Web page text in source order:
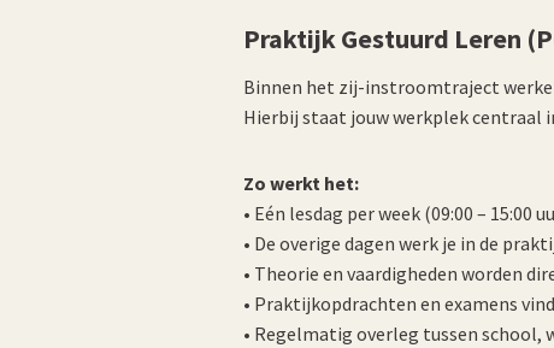
Praktijk Gestuurd Leren
Binnen het zij-instroomtraject
Hierbij staat jouw werkplek centraal
Zo werkt het:
• Eén lesdag per week (09:00 – 15:00
• De overige dagen werk je in de
• Theorie en vaardigheden worden
• Praktijkopdrachten en examens
• Regelmatig overleg tussen school,